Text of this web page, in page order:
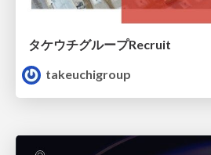
タケウチグループRecruit
takeuchigroup